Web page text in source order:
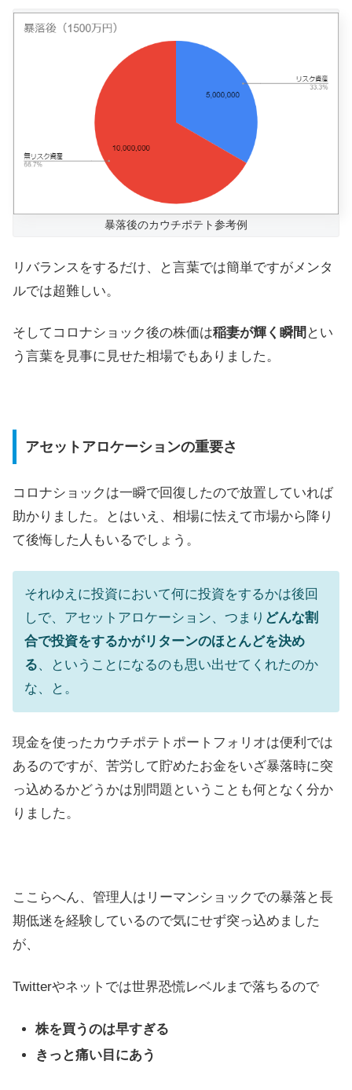
暴落後のカウチポテト参考例
リバランスをするだけ、と言葉では簡単ですがメンタ
ルでは超難しい。
そしてコロナショック後の株価は稲妻が輝く瞬間 とい
う言葉を見事に見せた相場でもありました。
アセットアロケーションの重要さ
コロナショックは一瞬で回復したので放置していれば
助かりました。とはいえ、相場に怯えて市場から降り
て後悔した人もいるでしょう。
それゆえに投資において何に投資をするかは後回
しで、アセットアロケーション、つまり どんな割
合で投資をするかがリターンのほとんどを決め
る、ということになるのも思い出せてくれたのか
な、と。
現金を使ったカウチポテトポートフォリオは便利では
あるのですが、苦労して貯めたお金をいざ暴落時に突
っ込めるかどうかは別問題ということも何となく分か
りました。
ここらへん、管理人はリーマンショックでの暴落と長
期低迷を経験しているので気にせず突っ込めました
が、
Twitterやネットでは世界恐慌レベルまで落ちるので
株を買うのは早すぎる
きっと痛い目にあう